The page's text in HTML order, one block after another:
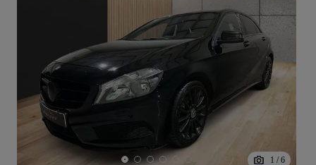
1 / 6